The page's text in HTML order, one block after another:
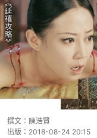
撰文： 陳浩賢
出版： 2018-08-24 20:15